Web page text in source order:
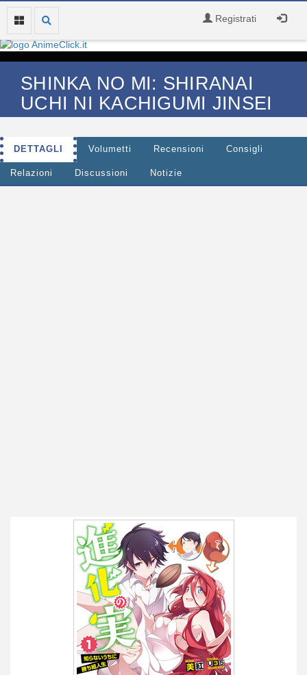
Registrati
SHINKA NO MI: SHIRANAI
UCHI NI KACHIGUMI JINSEI
DETTAGLI Volumetti Recensioni Consigli
Relazioni Discussioni Notizie